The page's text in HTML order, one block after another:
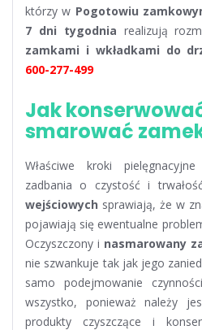
którzy w Pogotowiu
7 dni tygodnia realizują
zamkami i wkładkami do
600-277-499
Jak
smarować
Właściwe kroki
zadbania o czystość i
wejściowych sprawiają, że w
pojawiają się ewentualne
Oczyszczony i nasmarowany
nie szwankuje tak jak jego
samo podejmowanie
wszystko, ponieważ należy
produkty czyszczące i